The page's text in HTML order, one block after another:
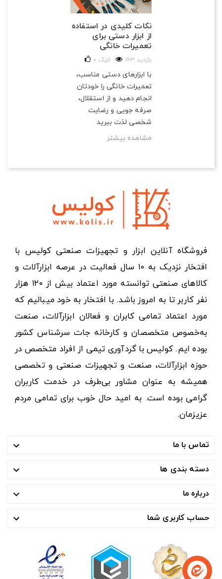
نکات کلیدی در استفاده
از ابزار دستی برای
تعمیرات خانگی
163 بازدید 0 لایک
با ابزارهای دستی مناسب،
تعمیرات خانگی را خودتان
انجام دهید و از استقلال،
صرفه‌ جویی و رضایت
شخصی لذت ببرید
مشاهده بیشتر
فروشگاه آنلاین ابزار و تجهیزات صنعتی کولیس با
افتخار نزدیک به ۱۰ سال فعالیت در عرصه ابزارآلات و
کالاهای صنعتی توانسته مورد اعتماد بیش از ۱۲۰ هزار
نفر کاربر تا به امروز باشد. با افتخار به خود میبالیم که
مورد اعتماد تمامی کابران و فعالان ابزارآلات، صنعت
به‌خصوص متخصصان و کارخانه جات سرشناس کشور
بوده ایم. کولیس با گردآوری تیمی از افراد متخصص در
حوزه ابزارآلات، صنعت و تجهیزات صنعتی و تخصصی
همیشه به عنوان مشاور بی‌طرف در خدمت کاربران
گرامی بوده است. به امید حال خوب برای تمامی مردم
عزیزمان.
تماس با ما 
دسته بندی ها 
درباره ما 
حساب کاربری شما 